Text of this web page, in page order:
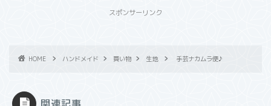
スポンサーリンク
HOME ハンドメイド 買い物 生地 手芸ナカムラ便♪
関連記事